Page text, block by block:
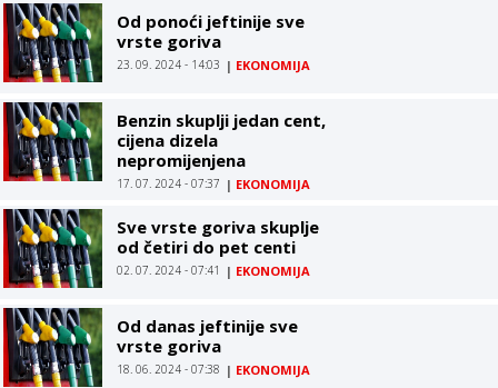
Od ponoći jeftinije sve
vrste goriva
23. 09. 2024 - 14:03 | EKONOMIJA
Benzin skuplji jedan cent,
cijena dizela
nepromijenjena
17. 07. 2024 - 07:37 | EKONOMIJA
Sve vrste goriva skuplje
od četiri do pet centi
02. 07. 2024 - 07:41 | EKONOMIJA
Od danas jeftinije sve
vrste goriva
18. 06. 2024 - 07:38 | EKONOMIJA